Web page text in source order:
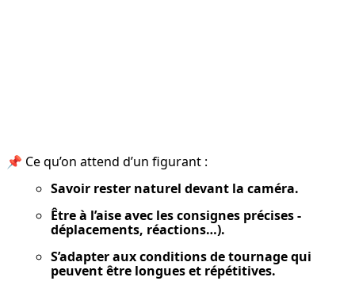
📌 Ce qu’on attend d’un figurant :
Savoir rester naturel devant la caméra.
Être à l’aise avec les consignes précises -
déplacements, réactions…).
S’adapter aux conditions de tournage qui
peuvent être longues et répétitives.